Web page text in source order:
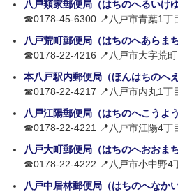
八戸類家郵便局（はちのへるいけ
☎0178-45-6300 📍八戸市青葉1丁
八戸荒町郵便局（はちのへあらま
☎0178-22-4216 📍八戸市大字荒
本八戸駅内郵便局（ほんはちのへ
☎0178-22-4217 📍八戸市内丸1丁
八戸江陽郵便局（はちのへこうよ
☎0178-22-4221 📍八戸市江陽4丁
八戸大町郵便局（はちのへおおま
☎0178-22-4222 📍八戸市小中野4
八戸中居林郵便局（はちのへなか